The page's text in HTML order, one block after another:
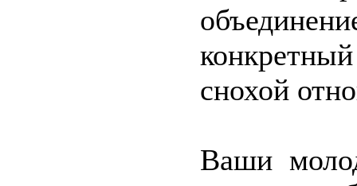
снохой
Ваши